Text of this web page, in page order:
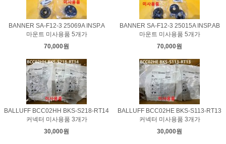
BANNER SA-F12-3 25069A INSP.A
마운트 미사용품 5개가
70,000원
BANNER SA-F12-3 25015A INSP.AB
마운트 미사용품 5개가
70,000원
BALLUFF BCC02HH BKS-S218-RT14
커넥터 미사용품 3개가
30,000원
BALLUFF BCC02HE BKS-S113-RT13
커넥터 미사용품 3개가
30,000원